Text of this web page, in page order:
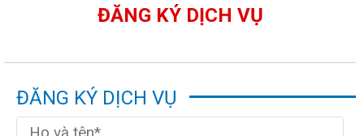
ĐĂNG KÝ DỊCH VỤ
ĐĂNG KÝ DỊCH VỤ